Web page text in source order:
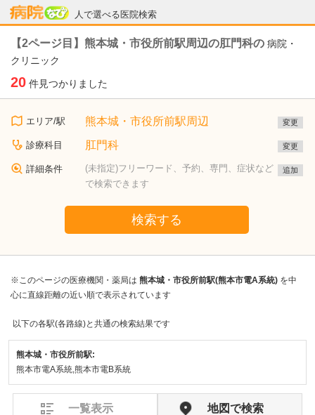
人で選べる医院検索
病院なび
【2ページ目】熊本城・市役所前駅周辺の肛門科の 病院・
クリニック
20 件見つかりました
エリア/駅 熊本城・市役所前駅周辺 変更
診療科目 肛門科 変更
詳細条件
(未指定)フリーワード、予約、専門、症状など
で検索できます
追加
検索する
※このページの医療機関・薬局は 熊本城・市役所前駅(熊本市電A系統) を中
心に直線距離の近い順で表示されています
以下の各駅(各路線)と共通の検索結果です
熊本城・市役所前駅:
熊本市電A系統,熊本市電B系統
一覧表示 地図で検索